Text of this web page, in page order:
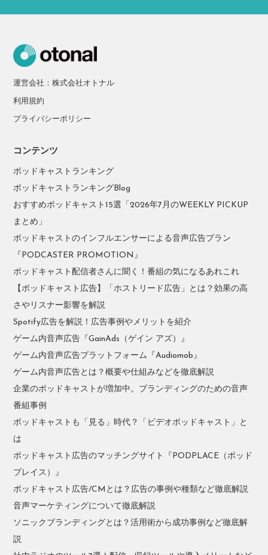
運営会社：株式会社オトナル
利用規約
プライバシーポリシー
コンテンツ
ポッドキャストランキング
ポッドキャストランキングBlog
おすすめポッドキャスト15選「2026年7月のWEEKLY PICKUP
まとめ」
ポッドキャストのインフルエンサーによる音声広告プラン
『PODCASTER PROMOTION』
ポッドキャスト配信者さんに聞く！番組の気になるあれこれ
【ポッドキャスト広告】「ホストリード広告」とは？効果の高
さやリスナー影響を解説
Spotify広告を解説！広告事例やメリットを紹介
ゲーム内音声広告『GainAds（ゲイン アズ）』
ゲーム内音声広告プラットフォーム『Audiomob』
ゲーム内音声広告とは？概要や仕組みなどを徹底解説
企業のポッドキャストが増加中。ブランディングのための音声
番組事例
ポッドキャストも「見る」時代？「ビデオポッドキャスト」と
は
ポッドキャスト広告のマッチングサイト『PODPLACE（ポッド
プレイス）』
ポッドキャスト広告/CMとは？広告の事例や種類など徹底解説
音声マーケティングについて徹底解説
ソニックブランディングとは？活用術から成功事例など徹底解
説